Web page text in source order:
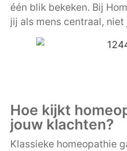
één blik bekeken. Bij
jij als mens centraal,
Hoe kijkt
jouw klachten?
Klassieke homeopathie